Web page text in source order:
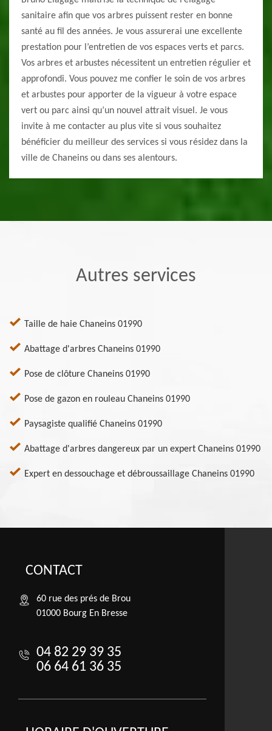
sanitaire afin que vos arbres puissent rester en bonne
santé au fil des années. Je vous assurerai une excellente
prestation pour l’entretien de vos espaces verts et parcs.
Vos arbres et arbustes nécessitent un entretien régulier et
approfondi. Vous pouvez me confier le soin de vos arbres
et arbustes pour apporter de la vigueur à votre espace
vert ou parc ainsi qu’un nouvel attrait visuel. Je vous
invite à me contacter au plus vite si vous souhaitez
bénéficier du meilleur des services si vous résidez dans la
ville de Chaneins ou dans ses alentours.
Autres services
Taille de haie Chaneins 01990
Abattage d'arbres Chaneins 01990
Pose de clôture Chaneins 01990
Pose de gazon en rouleau Chaneins 01990
Paysagiste qualifié Chaneins 01990
Abattage d'arbres dangereux par un expert Chaneins 01990
Expert en dessouchage et débroussaillage Chaneins 01990
CONTACT
60 rue des prés de Brou
01000 Bourg En Bresse
04 82 29 39 35
06 64 61 36 35